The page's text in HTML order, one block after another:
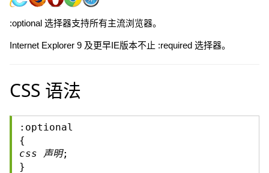
:optional 选择器支持所有主流浏览器。
Internet Explorer 9 及更早IE版本不止 :required 选择器。
CSS 语法
:optional
{
css 声明;
}